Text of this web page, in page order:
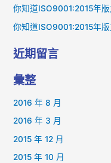
你知道ISO9001:2015年
你知道ISO9001:2015年
近期留言
彙整
2016 年 8 月
2016 年 3 月
2015 年 12 月
2015 年 10 月